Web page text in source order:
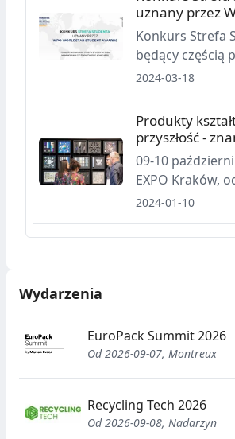
zawodowemu.
uznany przez
Student Awards
Konkurs Strefa
będący częścią
Innovations,
World
Organization
2024-03-18
Produkty
przyszłość -
Targów
Innovations
09-10
EXPO Kraków,
Innovations -
2024-01-10
Wydarzenia
EuroPack Summit 2026
Od 2026-09-07, Montreux
Recycling Tech 2026
Od 2026-09-08, Nadarzyn